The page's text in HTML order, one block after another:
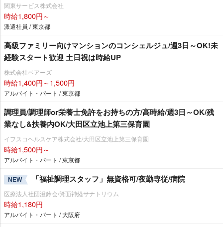
関東サービス株式会社
時給1,800円～
派遣社員 / 東京都
高級ファミリー向けマンションのコンシェルジュ/週3日～OK!未
経験スタート歓迎 土日祝は時給UP
株式会社ベアーズ
時給1,400円～1,500円
アルバイト・パート / 東京都
調理員/調理師or栄養士免許をお持ちの方/高時給/週3日～OK/残
業なし&扶養内OK/大田区立池上第三保育園
イフスコヘルスケア株式会社/大田区立池上第三保育園
時給1,500円～
アルバイト・パート / 東京都
NEW 「福祉調理スタッフ」無資格可/夜勤専従/病院
医療法人社団澄鈴会/箕面神経サナトリウム
時給1,180円
アルバイト・パート / 大阪府